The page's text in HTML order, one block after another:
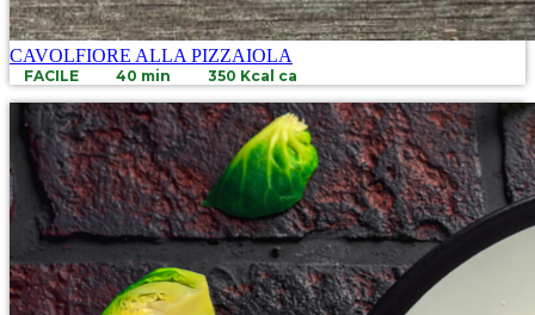
CAVOLFIORE ALLA PIZZAIOLA
FACILE 40 min 350 Kcal ca